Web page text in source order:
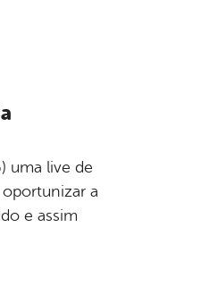
uma live de
a
e assim